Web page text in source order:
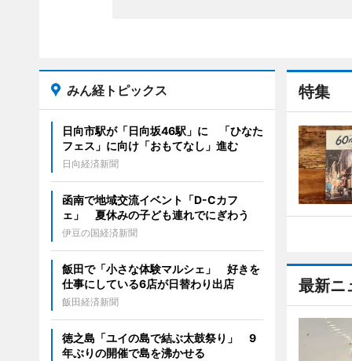
特集
最新ニ
みん経トピックス
日向市駅が「日向坂46駅」に 「ひなた
フェス」に向け「おもてなし」進む
日向経済新聞
函南で地域交流イベント「D-Cカフ
ェ」 夏休みの子ども連れでにぎわう
伊豆の国経済新聞
飯田で「小さな体験マルシェ」 好きを
仕事にしている6店が日替わり出店
飯田経済新聞
徳之島「ユイの島で結ぶ太鼓祭り」 9
年ぶりの開催で島を沸かせる